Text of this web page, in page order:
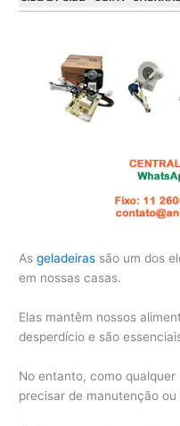
Asgeladeiras são um dos
em nossas casas.
Elas mantêm nossos
desperdício e são
No entanto, como qualquer
precisar de manutenção